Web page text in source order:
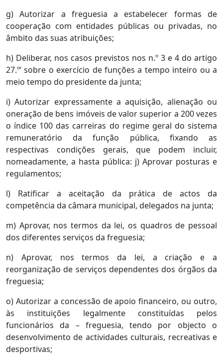
g) Autorizar a freguesia a estabelecer formas de
cooperação com entidades públicas ou privadas, no
âmbito das suas atribuições;
h) Deliberar, nos casos previstos nos n.º 3 e 4 do artigo
27.º’ sobre o exercício de funções a tempo inteiro ou a
meio tempo do presidente da junta;
i) Autorizar expressamente a aquisição, alienação ou
oneração de bens imóveis de valor superior a 200 vezes
o índice 100 das carreiras do regime geral do sistema
remuneratório da função pública, fixando as
respectivas condições gerais, que podem incluir,
nomeadamente, a hasta pública: j) Aprovar posturas e
regulamentos;
l) Ratificar a aceitação da prática de actos da
competência da câmara municipal, delegados na junta;
m) Aprovar, nos termos da lei, os quadros de pessoal
dos diferentes serviços da freguesia;
n) Aprovar, nos termos da lei, a criação e a
reorganização de serviços dependentes dos órgãos da
freguesia;
o) Autorizar a concessão de apoio financeiro, ou outro,
às instituições legalmente constituídas pelos
funcionários da – freguesia, tendo por objecto o
desenvolvimento de actividades culturais, recreativas e
desportivas;